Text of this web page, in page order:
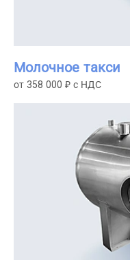
Молочное такси
от 358 000 ₽ с НДС